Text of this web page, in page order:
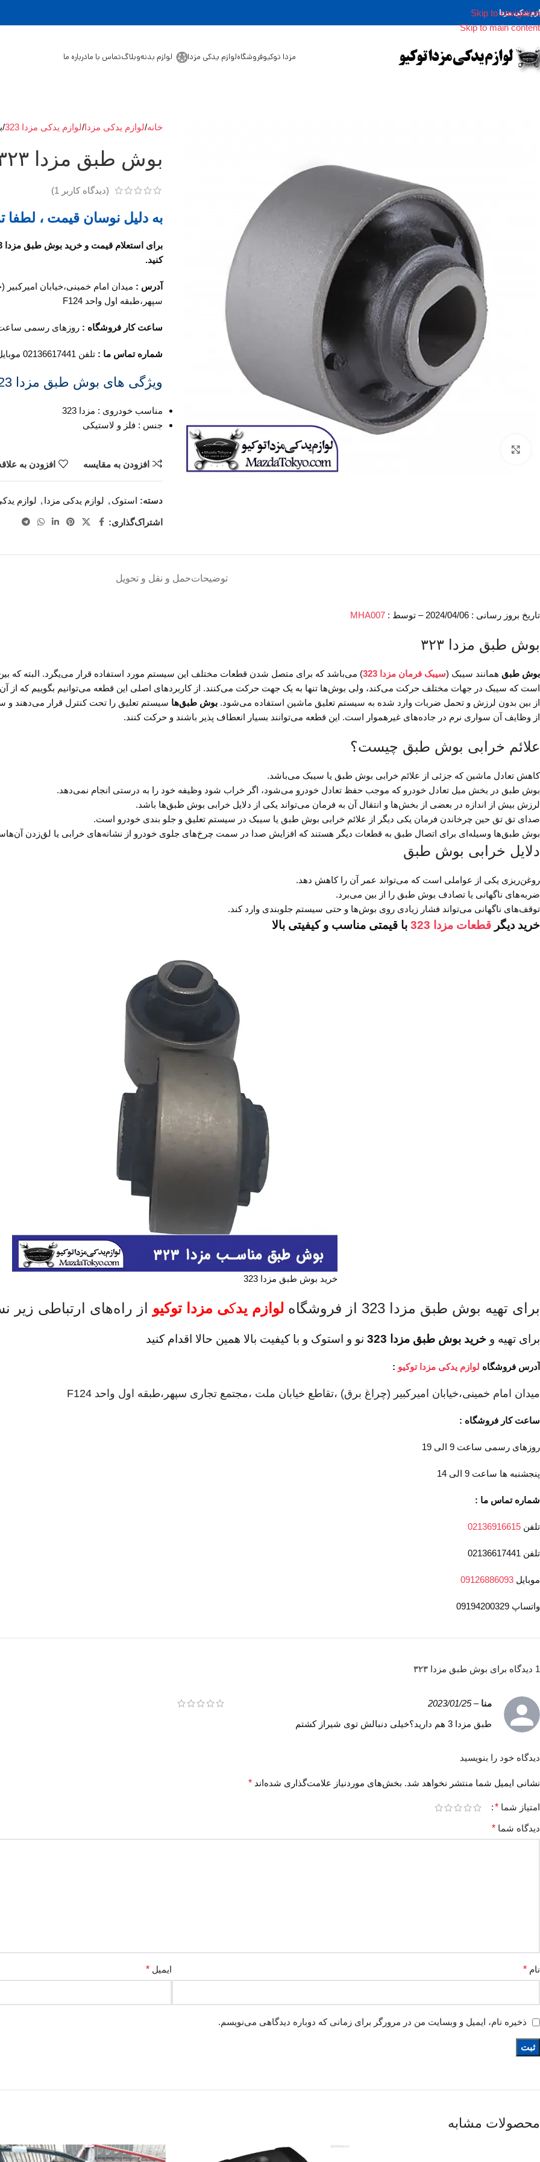
Skip to navigation
Skip to main content
یدکی مزدا
مزدا توکیوفروشگاهلوازم یدکی مزدا لوازم بدنهوبلاگتماس با مادرباره ما
خانه لوازم یدکی مزدا لوازم یدکی مزدا 323
بوش طبق مزدا ۳۲۳
(دیدگاه کاربر 1
)
به دلیل نوسان قیمت ، لطفا
کنید.
آدرس : میدان امام خمینی،خیابان
سپهر،طبقه اول واحد F124
ساعت کار فروشگاه : روزهای رسمی ساعت 9 الی 19 پنجشنبه ها ساعت 9
شماره تماس ما : تلفن 02136617441 موبایل ۰۹۱۲۶۸۸۶۰۹۳ واتساپ ۰۹۱۹۴۲۰۰۳۲۹
ویژگی های بوش طبق مزدا 323:
مناسب خودروی : مزدا 323
جنس : فلز و لاستیکی
افزودن به مقایسه افزودن به
دسته: استوک , لوازم یدکی مزدا , لوازم یدکی
اشتراک‌گذاری:
توضیحاتحمل و نقل و تحویل
تاریخ بروز رسانی : 2024/04/06 – توسط : MHA007
بوش طبق مزدا ۳۲۳
بوش طبق همانند سیبک (سیبک فرمان مزدا 323
) می‌باشد که برای متصل شدن قطعات مختلف این سیستم مورد استفاده قرار می‌یگرد. البته که
است که سیبک در جهات مختلف حرکت می‌کند، ولی بوش‌ها تنها به یک جهت حرکت می‌کنند. از کاربردهای اصلی این قطعه می‌توانیم بگوییم که از
از بین بدون لرزش و تحمل ضربات وارد شده به سیستم تعلیق ماشین استفاده می‌شود. بوش طبق‌ها سیستم تعلیق را تحت کنترل قرار می‌دهند و
از وظایف آن سواری نرم در جاده‌های غیرهموار است. این قطعه می‌توانند بسیار انعطاف پذیر باشند و حرکت کنند.
علائم خرابی بوش طبق چیست؟
کاهش تعادل ماشین که جزئی از علائم خرابی بوش طبق یا سیبک می‌باشد.
بوش طبق در بخش میل تعادل خودرو که موجب حفظ تعادل خودرو می‌شود، اگر خراب شود وظیفه خود را به درستی انجام نمی‌دهد‌.
لرزش بیش از اندازه در بعضی از بخش‌ها و انتقال آن به فرمان می‌تواند یکی از دلایل خرابی بوش طبق‌ها باشد.
صدای تق تق حین چرخاندن فرمان یکی دیگر از علائم خرابی بوش طبق یا سیبک در سیستم تعلیق و جلو بندی خودرو است.
بوش طبق‌ها وسیله‌ای برای اتصال طبق به قطعات دیگر هستند که افزایش صدا در سمت چرخ‌های جلوی خودرو از نشانه‌های خرابی یا لق‌زدن
دلایل خرابی بوش طبق
روغن‌ریزی یکی از عواملی است که می‌تواند عمر آن را کاهش دهد.
ضربه‌های ناگهانی یا تصادف بوش طبق را از بین می‌برد.
توقف‌های ناگهانی می‌تواند فشار زیادی روی بوش‌ها و حتی سیستم جلوبندی وارد کند.
خرید دیگر قطعات مزدا 323 با قیمتی مناسب و کیفیتی بالا
خرید بوش طبق مزدا 323
برای تهیه بوش طبق مزدا 323 از فروشگاه لوا ز م یدکی مزدا توکیو از راه‌های ارتباطی زیر
برای تهیه و خرید بوش طبق مزدا 323 نو و استوک و با کیفیت بالا همین حالا اقدام کنید
آدرس فروشگاه لوازم یدکی مزدا توکیو :
میدان امام خمینی،خیابان امیرکبیر (چراغ برق) ،تقاطع خیابان ملت ،مجتمع تجاری سپهر،طبقه اول واحد F124
ساعت کار فروشگاه :
روزهای رسمی ساعت 9 الی 19
پنجشنبه ها ساعت 9 الی 14
شماره تماس ما :
تلفن 02136916615
تلفن 02136617441
موبایل 09126886093
واتساپ 09194200329
1 دیدگاه برای بوش طبق مزدا ۳۲۳
منا–
2023/01/25
طبق مزدا 3 هم دارید؟خیلی دنبالش توی شیراز کشتم
دیدگاه خود را بنویسید
نشانی ایمیل شما منتشر نخواهد شد. بخش‌های موردنیاز علامت‌گذاری شده‌اند *
امتیاز شما *
دیدگاه شما *
نام * ایمیل *
ذخیره نام، ایمیل و وبسایت من در مرورگر برای زمانی که دوباره دیدگاهی می‌نویسم.
محصولات مشابه